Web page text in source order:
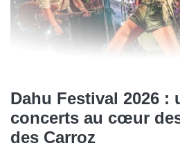
Dahu Festival 2026 :
concerts au cœur
des Carroz